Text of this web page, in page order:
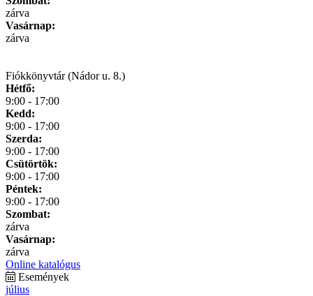
zárva
Vasárnap:
zárva
Fiókkönyvtár (Nádor u. 8.)
Hétfő:
9:00 - 17:00
Kedd:
9:00 - 17:00
Szerda:
9:00 - 17:00
Csütörtök:
9:00 - 17:00
Péntek:
9:00 - 17:00
Szombat:
zárva
Vasárnap:
zárva
Online katalógus
Események
július